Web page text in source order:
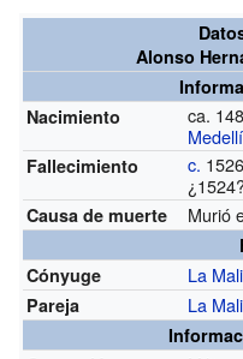
Alonso
Nacimiento
ca.
Fallecimiento c. 1526
Causa de muerte Murió
Cónyuge
La
Pareja La